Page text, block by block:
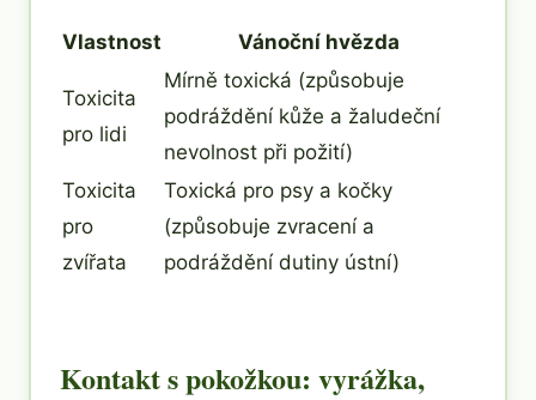
Vlastnost Vánoční hvězda
Toxicita
pro lidi
Mírně toxická (způsobuje
podráždění kůže a žaludeční
nevolnost při požití)
Toxicita
pro
zvířata
Toxická pro psy a kočky
(způsobuje zvracení a
podráždění dutiny ústní)
Kontakt s pokožkou: vyrážka,